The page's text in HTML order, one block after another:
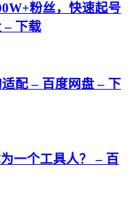
粉丝，快速起号
– 下载
配 – 百度网盘 – 下
一个工具人？ – 百